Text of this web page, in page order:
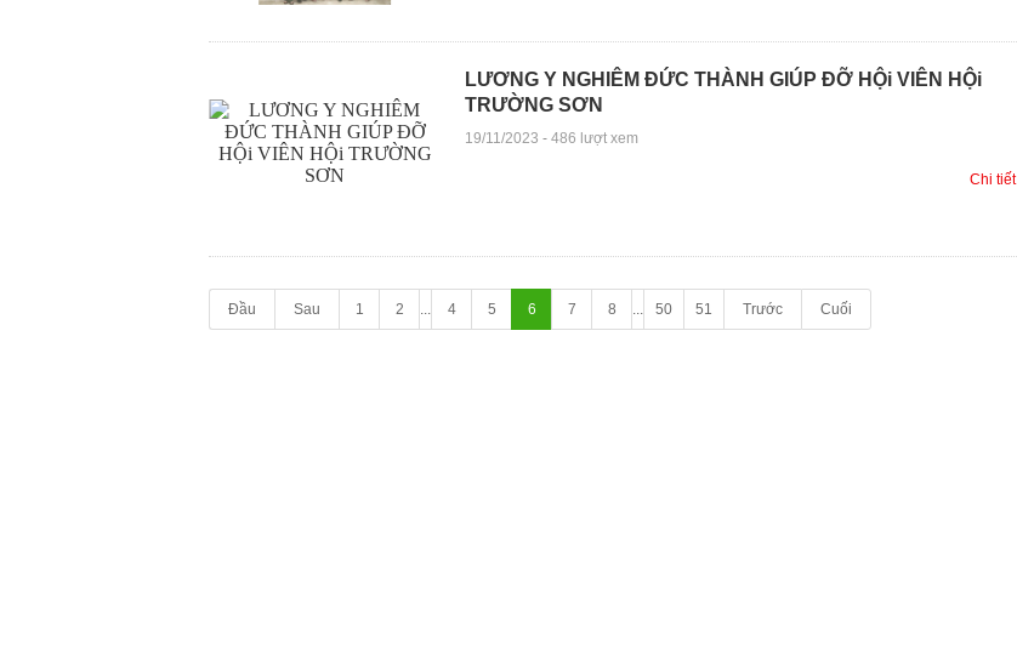
LƯƠNG Y NGHIÊM ĐỨC THÀNH GIÚP ĐỠ HỘi VIÊN HỘi
TRƯỜNG SƠN
19/11/2023 - 486 lượt xem
Chi tiết
Đầu Sau 1 2 ... 4 5 6 7 8 ... 50 51 Trước Cuối